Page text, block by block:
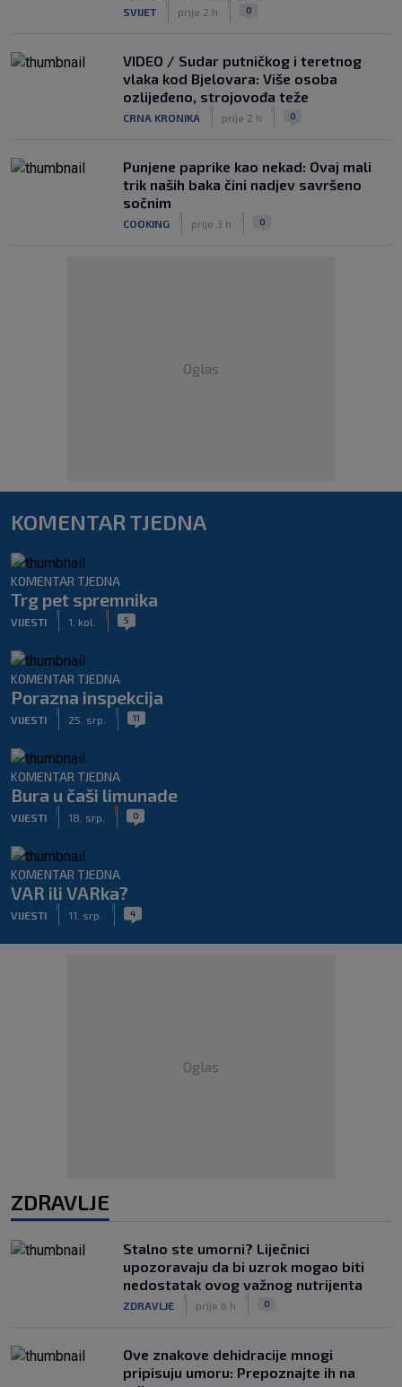
SVIJET prije 2 h 0
VIDEO / Sudar putničkog i teretnog
vlaka kod Bjelovara: Više osoba
ozlijeđeno, strojovođa teže
CRNA KRONIKA prije 2 h 0
Punjene paprike kao nekad: Ovaj mali
trik naših baka čini nadjev savršeno
sočnim
COOKING prije 3 h 0
Oglas
KOMENTAR TJEDNA
KOMENTAR TJEDNA
Trg pet spremnika
VIJESTI 1. kol. 5
KOMENTAR TJEDNA
Porazna inspekcija
VIJESTI 25. srp. 11
KOMENTAR TJEDNA
Bura u čaši limunade
VIJESTI 18. srp. 0
KOMENTAR TJEDNA
VAR ili VARka?
VIJESTI 11. srp. 4
Oglas
ZDRAVLJE
Stalno ste umorni? Liječnici
upozoravaju da bi uzrok mogao biti
nedostatak ovog važnog nutrijenta
ZDRAVLJE prije 6 h 0
Ove znakove dehidracije mnogi
pripisuju umoru: Prepoznajte ih na